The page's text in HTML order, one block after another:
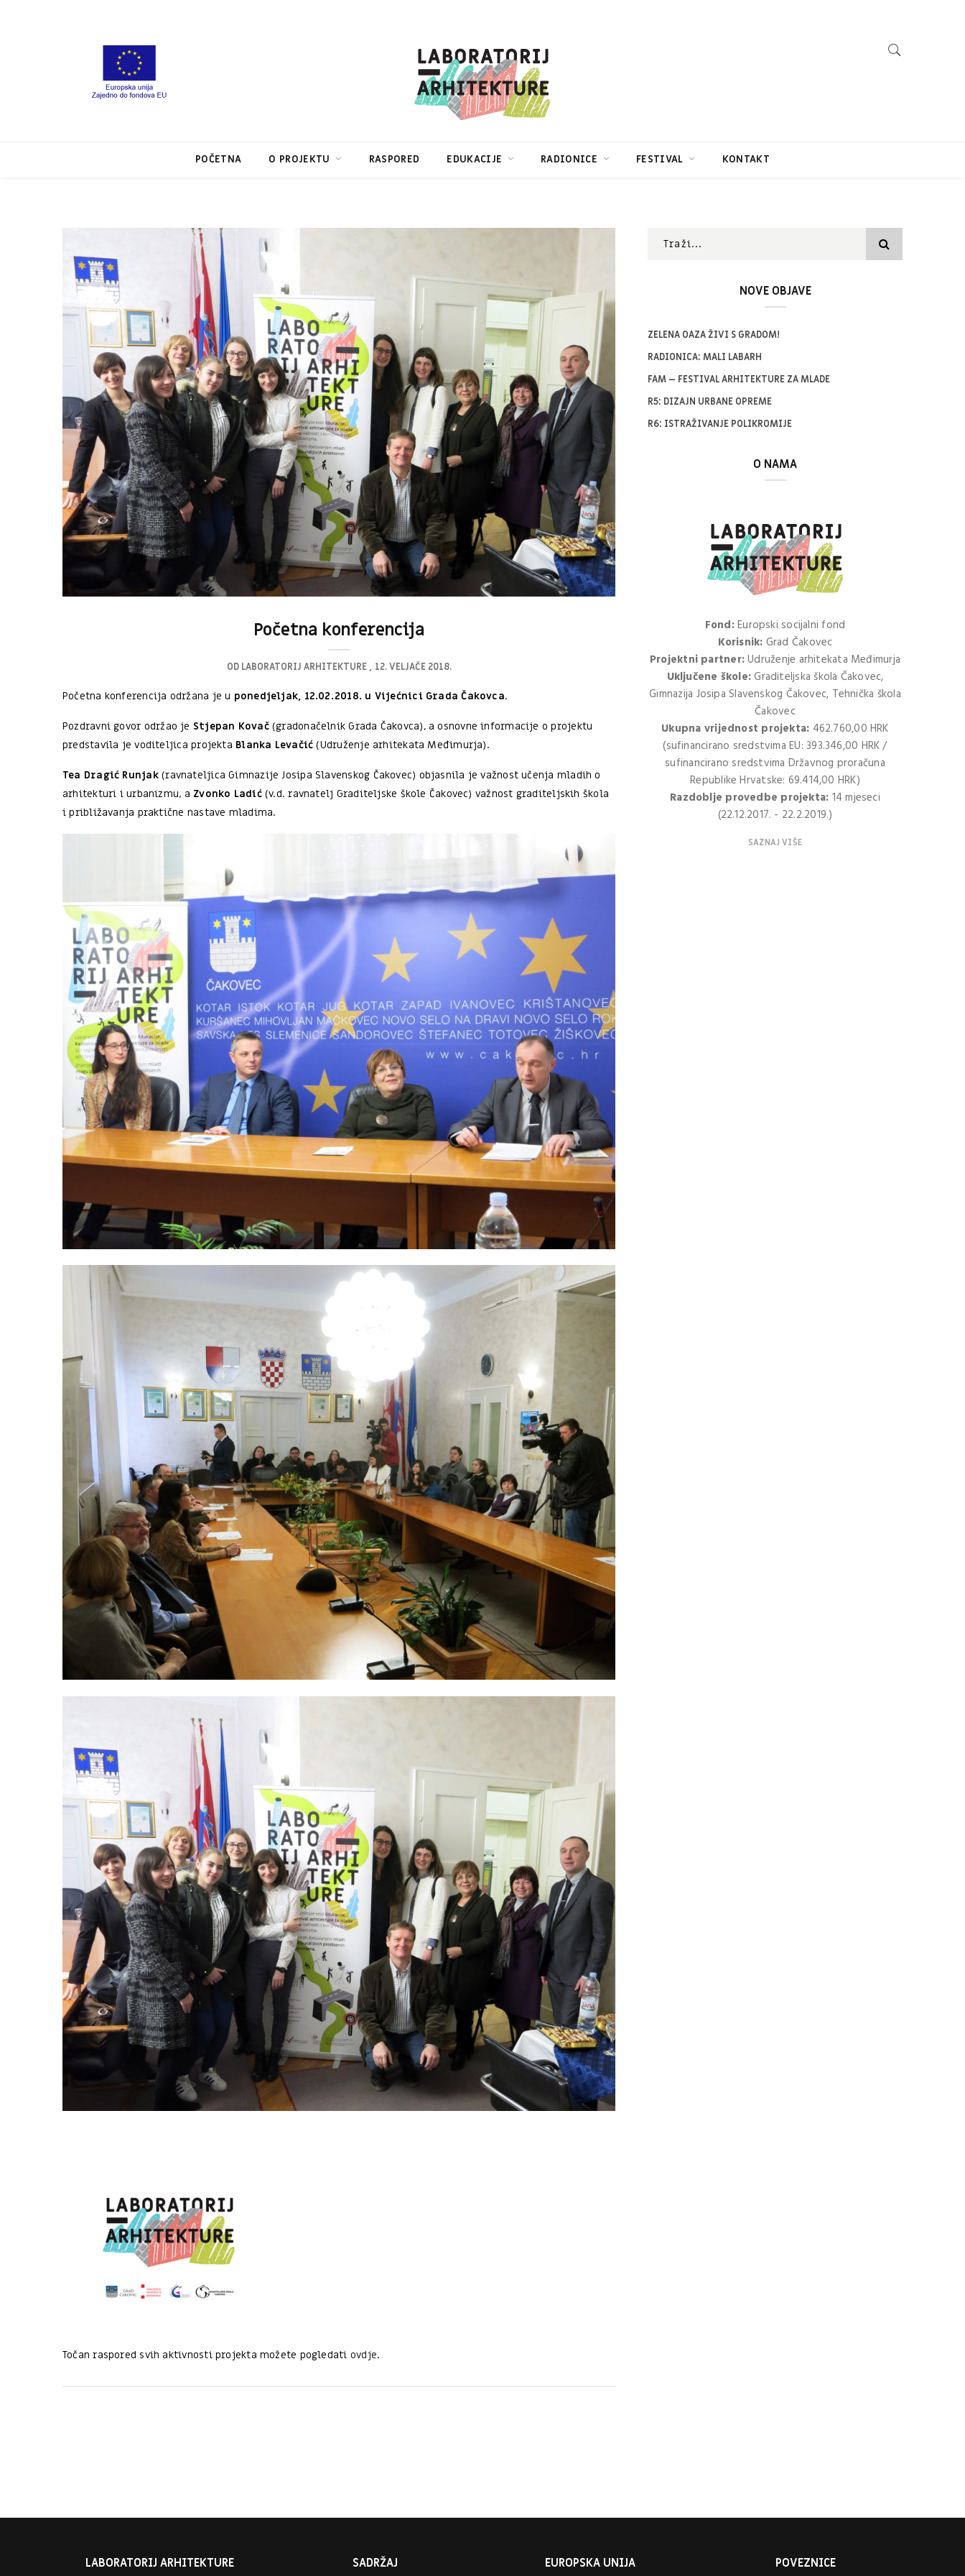
POČETNA O PROJEKTU RASPORED EDUKACIJE RADIONICE FESTIVAL KONTAKT
Početna konferencija
OD LABORATORIJ ARHITEKTURE 12. VELJAČE 2018.
Početna konferencija održana je u ponedjeljak, 12.02.2018. u Vijećnici Grada Čakovca.
Pozdravni govor održao je Stjepan Kovač(gradonačelnik Grada Čakovca), a osnovne informacije o projektu
predstavila je voditeljica projekta Blanka Levačić(Udruženje arhitekata Međimurja).
Tea Dragić Runjak(ravnateljica Gimnazije Josipa Slavenskog Čakovec) objasnila je važnost učenja mladih o
arhitekturi i urbanizmu, a Zvonko Ladić(v.d. ravnatelj Graditeljske škole Čakovec) važnost graditeljskih škola
i približavanja praktične nastave mladima.
Točan raspored svih aktivnosti projekta možete pogledati ovdje.
NOVE OBJAVE
ZELENA OAZA ŽIVI S GRADOM!
RADIONICA: MALI LABARH
FAM – FESTIVAL ARHITEKTURE ZA MLADE
R5: DIZAJN URBANE OPREME
R6: ISTRAŽIVANJE POLIKROMIJE
O NAMA
Fond:Europski socijalni fond
Korisnik: Grad Čakovec
Projektni partner:Udruženje arhitekata Međimurja
Uključene škole:Graditeljska škola Čakovec,
Gimnazija Josipa Slavenskog Čakovec, Tehnička škola
Čakovec
Ukupna vrijednost projekta: 462.760,00 HRK
(sufinancirano sredstvima EU: 393.346,00 HRK /
sufinancirano sredstvima Državnog proračuna
Republike Hrvatske: 69.414,00 HRK)
Razdoblje provedbe projekta: 14 mjeseci
(22.12.2017. - 22.2.2019.)
SAZNAJ VIŠE
LABORATORIJ ARHITEKTURE SADRŽAJ EUROPSKA UNIJA POVEZNICE